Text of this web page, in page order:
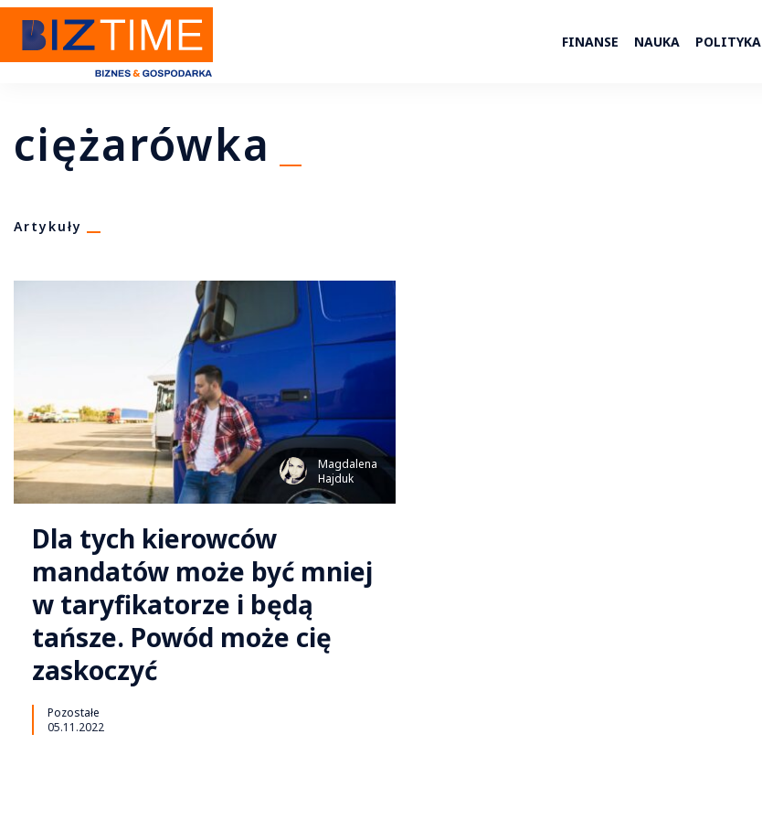
FINANSE NAUKA POLITYKA
ciężarówka
Artykuły
Magdalena
Hajduk
Dla tych kierowców
mandatów może być mniej
w taryfikatorze i będą
tańsze. Powód może cię
zaskoczyć
Pozostałe
05.11.2022